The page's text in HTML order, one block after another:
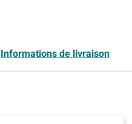
Informations de livraison